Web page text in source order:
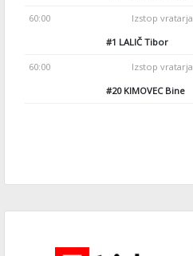
60:00 Izstop vratarja
#1 LALIČ Tibor
60:00 Izstop vratarja
#20KIMOVEC Bine